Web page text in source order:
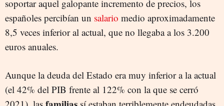
soportar aquel galopante incremento de precios, los
españoles percibían un salario medio aproximadamente
8,5 veces inferior al actual, que no llegaba a los 3.200
euros anuales.
Aunque la deuda del Estado era muy inferior a la actual
(el 42% del PIB frente al 122% con la que se cerró